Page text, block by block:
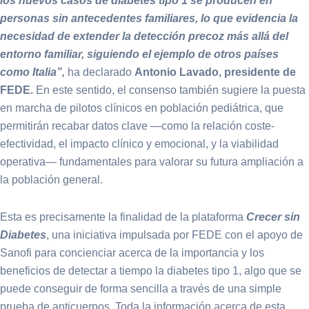
personas sin antecedentes familiares, lo que evidencia la
necesidad de extender la detección precoz más allá del
entorno familiar, siguiendo el ejemplo de otros países
como Italia”, ha declarado Antonio Lavado, presidente de
FEDE. En este sentido, el consenso también sugiere la puesta
en marcha de pilotos clínicos en población pediátrica, que
permitirán recabar datos clave —como la relación coste-
efectividad, el impacto clínico y emocional, y la viabilidad
operativa— fundamentales para valorar su futura ampliación a
la población general.
Esta es precisamente la finalidad de la plataforma Crecer sin
Diabetes, una iniciativa impulsada por FEDE con el apoyo de
Sanofi para concienciar acerca de la importancia y los
beneficios de detectar a tiempo la diabetes tipo 1, algo que se
puede conseguir de forma sencilla a través de una simple
prueba de anticuerpos. Toda la información acerca de esta